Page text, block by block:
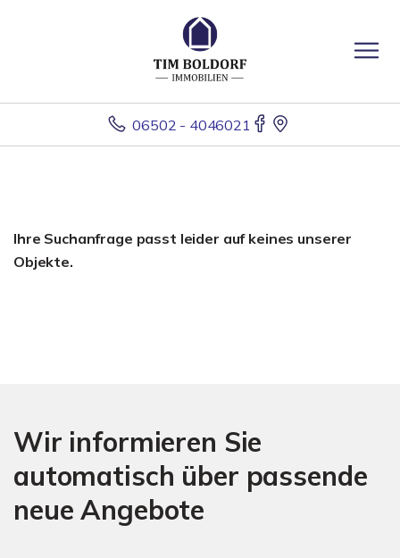
06502 - 4046021
Ihre Suchanfrage passt leider auf keines unserer
Objekte.
Wir informieren Sie
automatisch über passende
neue Angebote